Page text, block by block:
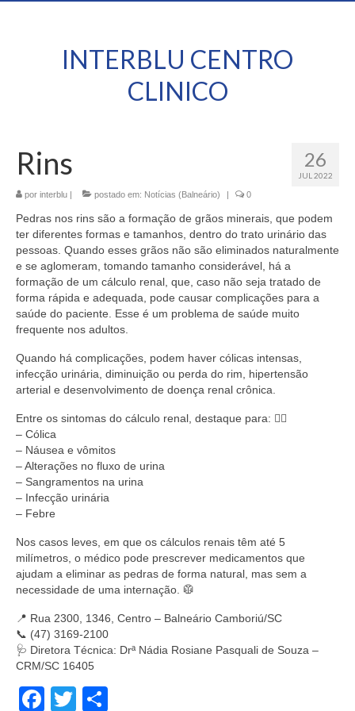
INTERBLU CENTRO
CLINICO
26
JUL 2022
Rins
por interblu | postado em: Notícias (Balneário) | 0
Pedras nos rins são a formação de grãos minerais, que podem
ter diferentes formas e tamanhos, dentro do trato urinário das
pessoas. Quando esses grãos não são eliminados naturalmente
e se aglomeram, tomando tamanho considerável, há a
formação de um cálculo renal, que, caso não seja tratado de
forma rápida e adequada, pode causar complicações para a
saúde do paciente. Esse é um problema de saúde muito
frequente nos adultos.
Quando há complicações, podem haver cólicas intensas,
infecção urinária, diminuição ou perda do rim, hipertensão
arterial e desenvolvimento de doença renal crônica.
Entre os sintomas do cálculo renal, destaque para: 👇🏻
– Cólica
– Náusea e vômitos
– Alterações no fluxo de urina
– Sangramentos na urina
– Infecção urinária
– Febre
Nos casos leves, em que os cálculos renais têm até 5
milímetros, o médico pode prescrever medicamentos que
ajudam a eliminar as pedras de forma natural, mas sem a
necessidade de uma internação. 🥼
📍 Rua 2300, 1346, Centro – Balneário Camboriú/SC
📞 (47) 3169-2100
🩺 Diretora Técnica: Drª Nádia Rosiane Pasquali de Souza –
CRM/SC 16405
Facebook
Twitter